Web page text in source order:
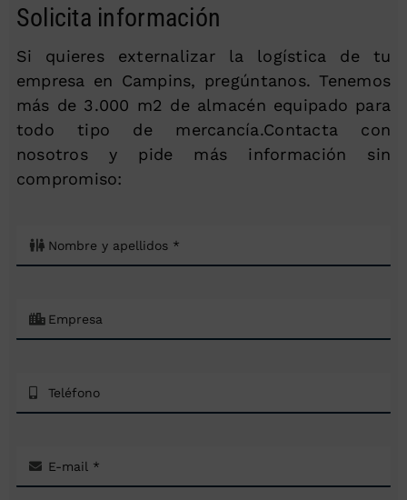
Solicita información
Si quieres externalizar la logística de tu
empresa en Campins, pregúntanos. Tenemos
más de 3.000 m2 de almacén equipado para
todo tipo de mercancía.Contacta con
nosotros y pide más información sin
compromiso: